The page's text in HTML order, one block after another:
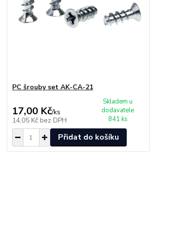
PC šrouby set AK-CA-21
17,00 Kč/ks
14,05 Kč bez DPH
Skladem u
dodavatele
841 ks
Přidat do košíku